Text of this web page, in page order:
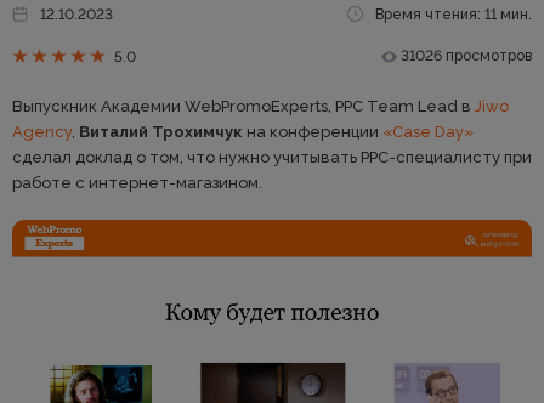
12.10.2023 Время чтения: 11 мин.
5.0 31026 просмотров
Выпускник Академии WebPromoExperts, PPC Team Lead в Jiwo
Agency, Виталий Трохимчук на конференции «Case Day»
сделал доклад о том, что нужно учитывать PPC-специалисту при
работе с интернет-магазином.